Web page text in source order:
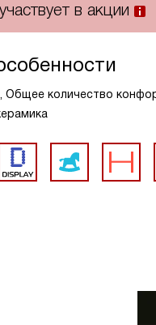
в акции
Общее количество